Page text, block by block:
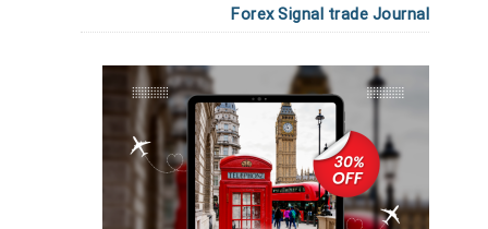
Forex Signal trade Journal